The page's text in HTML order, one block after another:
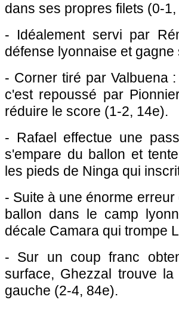
dans ses propres filets (0-1,
- Idéalement servi par
défense lyonnaise et
- Corner tiré par Valbuena
c'est repoussé par
réduire le score (1-2, 14e).
- Rafael effectue une
s'empare du ballon et
les pieds de Ninga qui
- Suite à une énorme
ballon dans le camp
décale Camara qui trompe
- Sur un coup franc
surface, Ghezzal trouve
gauche (2-4, 84e).